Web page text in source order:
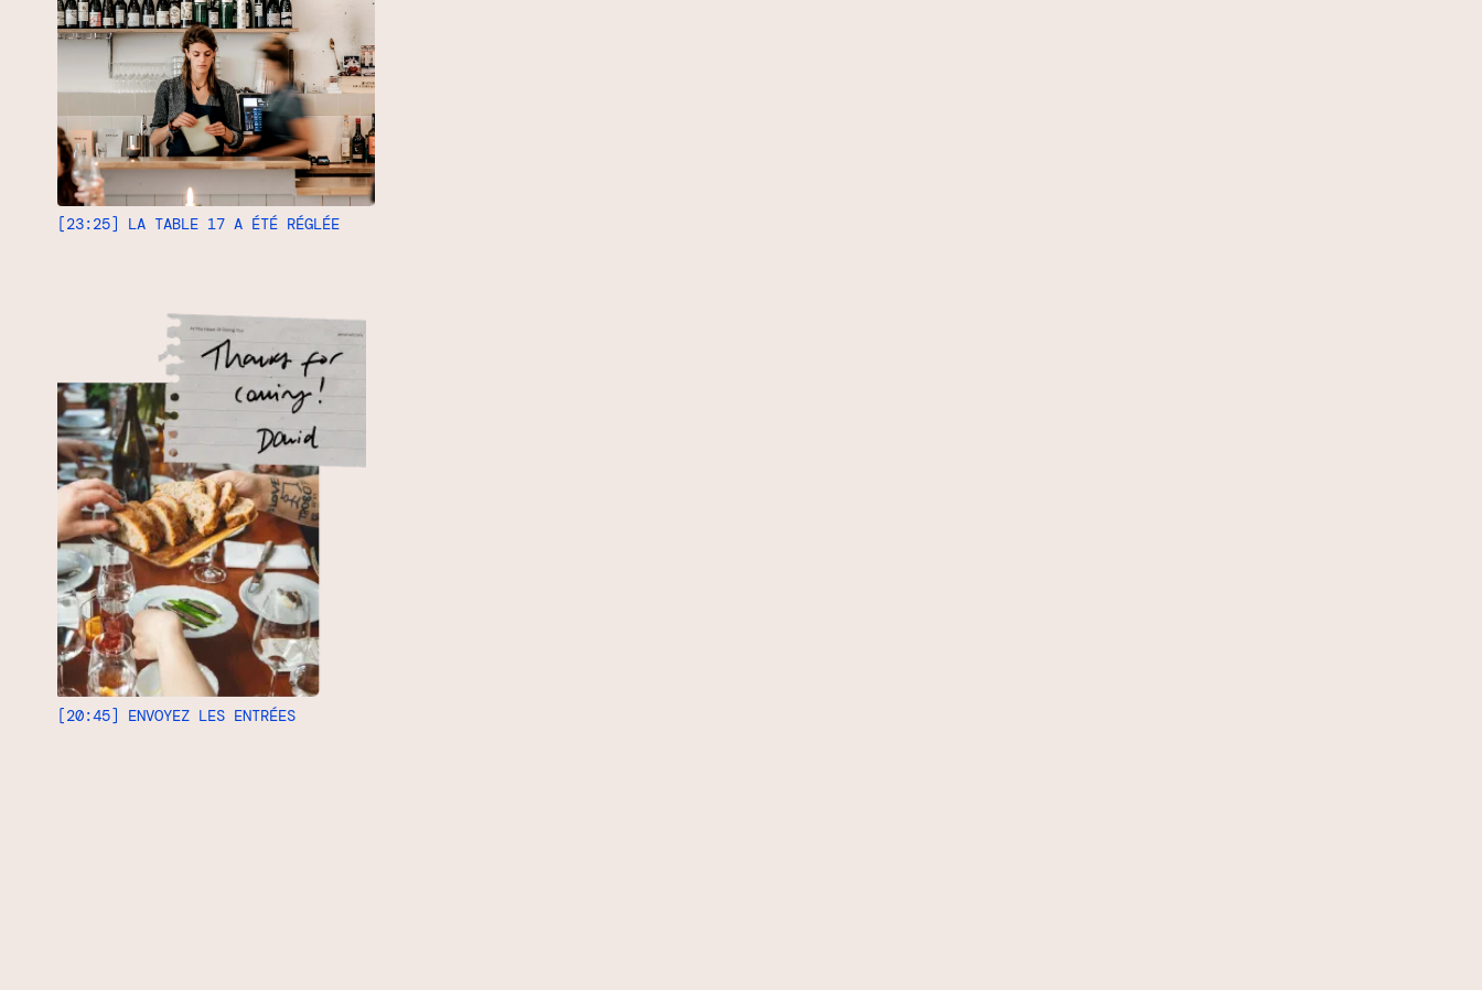
[23:25] LA TABLE 17 A ÉTÉ RÉGLÉE
[20:45] ENVOYEZ LES ENTRÉES